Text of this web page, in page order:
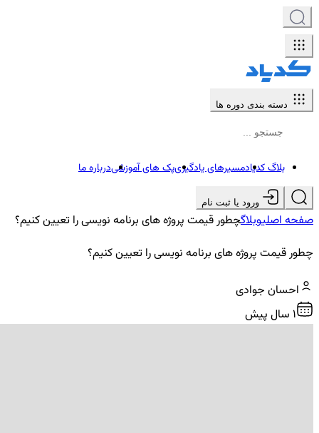
دسته بندی دوره ها
بلاگ کدیادمسیرهای یادگیریپک های آموزشیدرباره ما
ورود یا ثبت نام
صفحه اصلیوبلاگچطور قیمت پروژه های برنامه نویسی را تعیین کنیم؟
چطور قیمت پروژه های برنامه نویسی را تعیین کنیم؟
احسان جوادی
1 سال پیش